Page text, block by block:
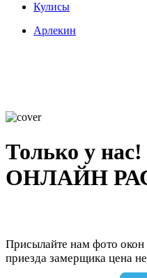
Кулисы
Арлекин
Только у нас!
ОНЛАЙН
Присылайте нам фото
приезда замерщика цена